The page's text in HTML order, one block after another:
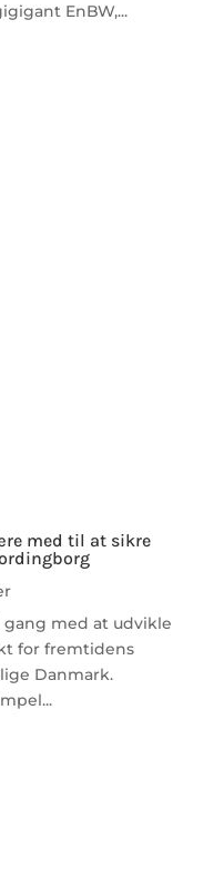
EnBW,...
med til at sikre
med at udvikle
for fremtidens
Danmark.